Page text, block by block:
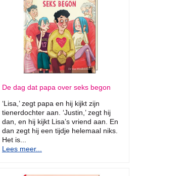
De dag dat papa over seks begon
‘Lisa,’ zegt papa en hij kijkt zijn
tienerdochter aan. ‘Justin,’ zegt hij
dan, en hij kijkt Lisa’s vriend aan. En
dan zegt hij een tijdje helemaal niks.
Het is...
Lees meer...